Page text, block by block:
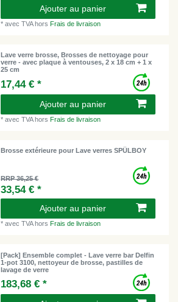
Ajouter au panier
*avec TVAhorsFrais de livraison
Lave verre brosse, Brosses de nettoyage pour
verre - avec plaque à ventouses, 2 x 18 cm + 1 x
25 cm
17,44 € *
Ajouter au panier
*avec TVAhorsFrais de livraison
Brosse extérieure pour Lave verres SPÜLBOY
RRP 36,25 €
33,54 € *
Ajouter au panier
*avec TVAhorsFrais de livraison
[Pack] Ensemble complet - Lave verre bar Delfin
1-pot 3100, nettoyeur de brosse, pastilles de
lavage de verre
183,68 € *